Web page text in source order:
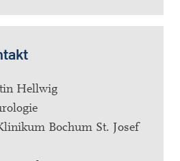
Hellwig
Bochum St. Josef